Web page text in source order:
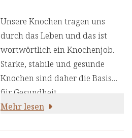
Unsere Knochen tragen uns
durch das Leben und das ist
wortwörtlich ein Knochenjob.
Starke, stabile und gesunde
Knochen sind daher die Basis
für Gesundheit,
Bewegung, Stabilität und damit
Mehr lesen